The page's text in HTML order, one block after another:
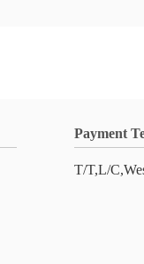
Payment
T/T,L/